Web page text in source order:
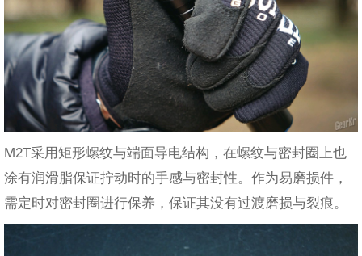
M2T采用矩形螺纹与端面导电结构，在螺纹与密封圈上也
涂有润滑脂保证拧动时的手感与密封性。作为易磨损件，
需定时对密封圈进行保养，保证其没有过渡磨损与裂痕。